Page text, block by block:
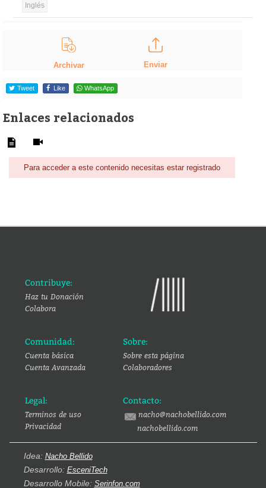
Inglés
Archivar Enviar
Tweet Like WhatsApp
Enlaces relacionados
Para acceder a este contenido necesitas estar registrado
Contribuye:
Haz tu Donación
Colabora
Comunidad:
Cuenta básica
Cuenta Avanzada
Sobre:
Sobre esta página
Colaboradores
Legal:
Terminos de uso
Privacidad
Contacto:
nacho@nachobellido.com
nachobellido.com
Idea: Nacho Bellido
Desarrollo: EsceniTech
Desarrollo Mobile: Serinfon.com